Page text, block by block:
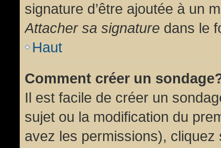
signature d’être ajoutée à un
Attacher sa signature dans le
Haut
Comment créer un
Il est facile de créer un
sujet ou la modification du
avez les permissions), cliquez